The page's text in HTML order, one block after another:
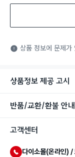
상품 정보에 문제가
상품정보 제공 고시
반품/교환/환불 안내
고객센터
다이소몰(온라인) /